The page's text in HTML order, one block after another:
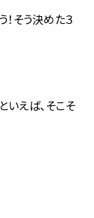
！そう決めた３
いえば、そこそ